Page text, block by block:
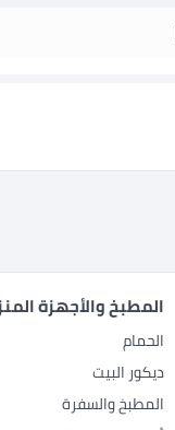
المطبخ والأجهزة
الحمام
ديكور البيت
المطبخ والسفرة